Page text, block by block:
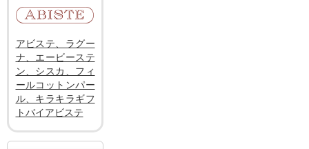
アビステ、ラグー
ナ、エービーステ
ン、シスカ、フィ
ールコットンパー
ル、キラキラギフ
トバイアビステ